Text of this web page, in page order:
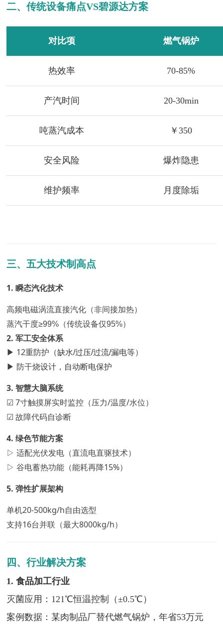
二、传统设备痛点VS碧源达方案
对比项 燃气锅炉
热效率 70-85%
产汽时间 20-30min
吨蒸汽成本 ￥350
安全风险 爆炸隐患
维护频率 月度除垢
三、五大技术制高点
1. 瞬态汽化技术
高频电磁涡流直接汽化（非间接加热）
蒸汽干度≥99%（传统设备仅95%）
2. 军工安全体系
▶ 12重防护 （缺水/过压/过流/漏电等）
▶ 防干烧设计，自动断电保护
3. 智慧大脑系统
☑ 7寸触摸屏实时监控（压力/温度/水位）
☑ 故障代码自诊断
4. 绿色节能方案
▷ 适配光伏发电（直流电直驱技术）
▷ 谷电蓄热功能（能耗再降15%）
5. 弹性扩展架构
单机20-500kg/h自由选型
支持16台并联（最大8000kg/h）
四、行业解决方案
1. 食品加工行业
灭菌应用：121℃恒温控制（±0.5℃）
案例数据：某肉制品厂替代燃气锅炉，年省53万元